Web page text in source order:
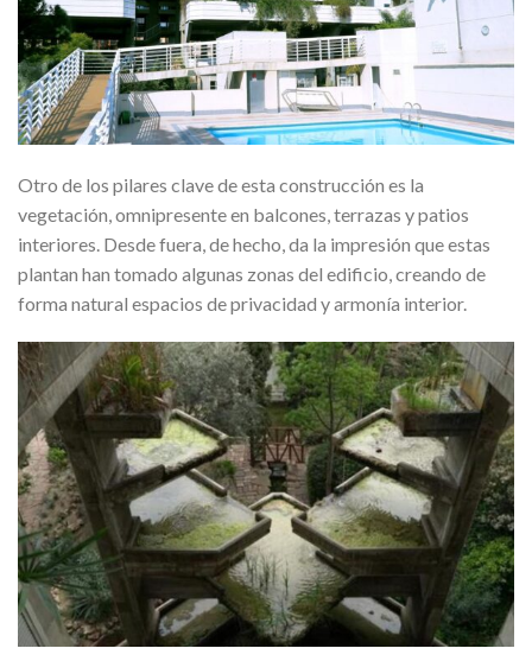
Otro de los pilares clave de esta construcción es la
vegetación, omnipresente en balcones, terrazas y patios
interiores. Desde fuera, de hecho, da la impresión que estas
plantan han tomado algunas zonas del edificio, creando de
forma natural espacios de privacidad y armonía interior.